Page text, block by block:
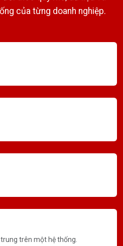
của từng doanh nghiệp.
trên một hệ thống.